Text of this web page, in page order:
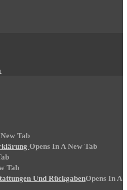
Tab
Opens In A New Tab
Tab
Und RückgabenOpens In A